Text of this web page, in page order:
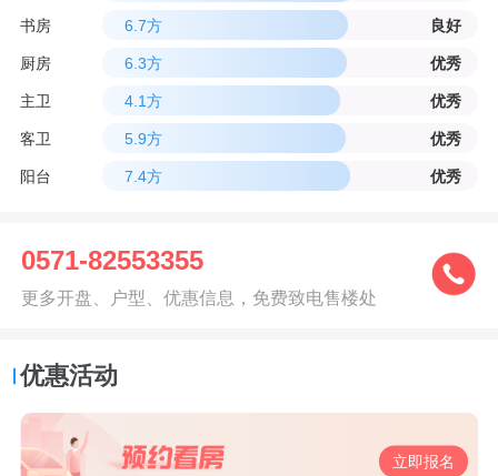
书房 6.7方 良好
厨房 6.3方 优秀
主卫 4.1方 优秀
客卫 5.9方 优秀
阳台 7.4方 优秀
0571-82553355
更多开盘、户型、优惠信息，免费致电售楼处
优惠活动
立即报名